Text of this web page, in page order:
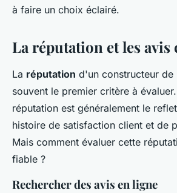
à faire un choix éclairé.
La réputation et les avis
La réputation d'un constructeur de
souvent le premier critère à
réputation est généralement le
histoire de satisfaction client et de
Mais comment évaluer cette
fiable ?
Rechercher des avis en ligne